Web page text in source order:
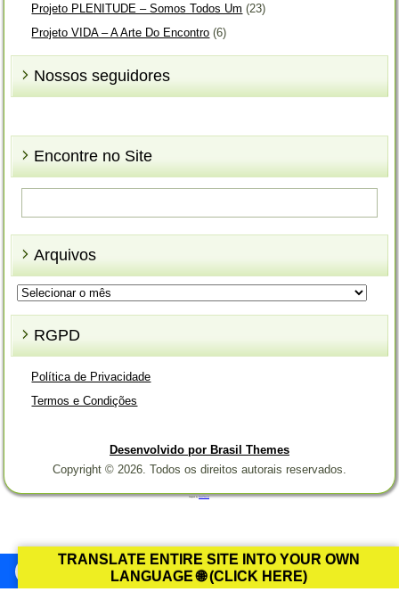
Projeto PLENITUDE – Somos Todos Um (23)
Projeto VIDA – A Arte Do Encontro (6)
Nossos seguidores
Encontre no Site
Arquivos
Arquivos
RGPD
Política de Privacidade
Termos e Condições
Desenvolvido por Brasil Themes
Copyright © 2026. Todos os direitos autorais reservados.
TRANSLATE ENTIRE SITE INTO YOUR OWN
LANGUAGE 🌐 (CLICK HERE)